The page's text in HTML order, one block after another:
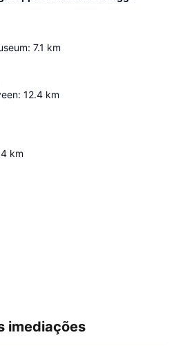
: 7.1 km
: 12.4 km
km
imediações